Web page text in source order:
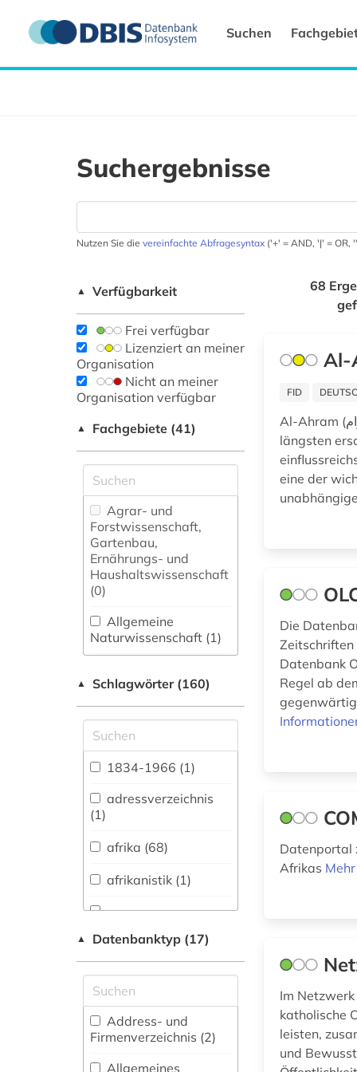
Suchen
Suchergebnisse
Nutzen Sie die vereinfachte Abfragesyntax ('+' = AND, '|' = OR,
▲ Verfügbarkeit
Frei verfügbar
Lizenziert an meiner
Organisation
Nicht an meiner
Organisation verfügbar
▲ Fachgebiete (41)
Agrar- und
Forstwissenschaft,
Gartenbau,
Ernährungs- und
Haushaltswissenschaft
(0)
Allgemeine
Naturwissenschaft (1)
fachübergreifende
Allgemeine und
vergleichende Sprach-
und
Literaturwissenschaft.
Indogermanistik.
Außereuropäische
Literaturen (0)
Anglistik.
Amerikanistik (0)
Vermessungswesen (0)
Biologie,
Biotechnologie (2)
Buch- und
▲ Schlagwörter (160)
1834-1966 (1)
adressverzeichnis
(1)
afrika (68)
afrikanistik (1)
(1)
altertumswissenschaft
(1)
amerika (8)
▲ Datenbanktyp (17)
Address- und
Firmenverzeichnis (2)
Allgemeines
68
Al-
FID
Al-Ahram (الأهرام‎, „Die Pyramiden”) erscheint seit 1875 und ist damit eine der am
längsten
eine der
Die
Datenbank
Regel ab
gegenwärtig
Datenportal
Afrikas
Im
katholische
leisten,
und